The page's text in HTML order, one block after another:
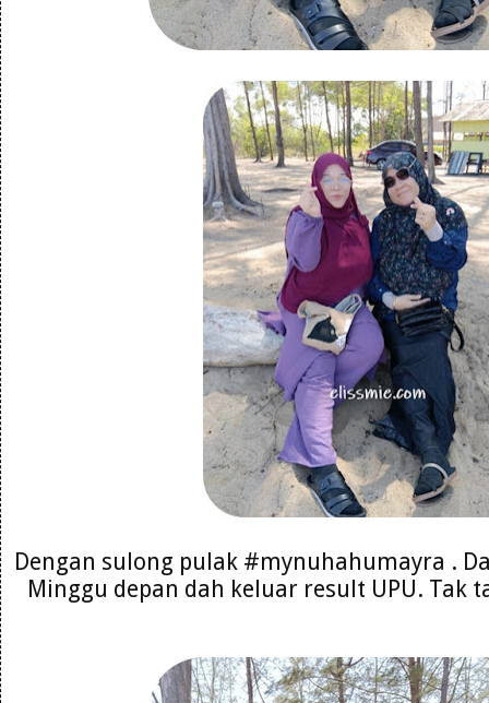
Dengan sulong pulak #mynuhahumayra .
Minggu depan dah keluar result UPU. Tak